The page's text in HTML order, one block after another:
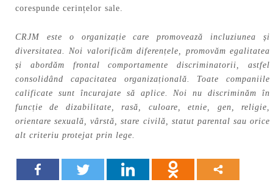
corespunde cerințelor sale.
CRJM este o organizație care promovează incluziunea și
diversitatea. Noi valorificăm diferențele, promovăm egalitatea
și abordăm frontal comportamente discriminatorii, astfel
consolidând capacitatea organizațională. Toate companiile
calificate sunt încurajate să aplice. Noi nu discriminăm în
funcție de dizabilitate, rasă, culoare, etnie, gen, religie,
orientare sexuală, vârstă, stare civilă, statut parental sau orice
alt criteriu protejat prin lege.